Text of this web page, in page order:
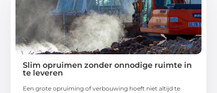
Slim opruimen zonder onnodige ruimte in
te leveren
Een grote opruiming of verbouwing hoeft niet altijd te